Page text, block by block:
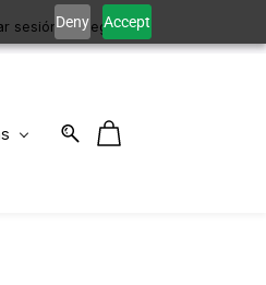
Deny Accept
sesión Registro